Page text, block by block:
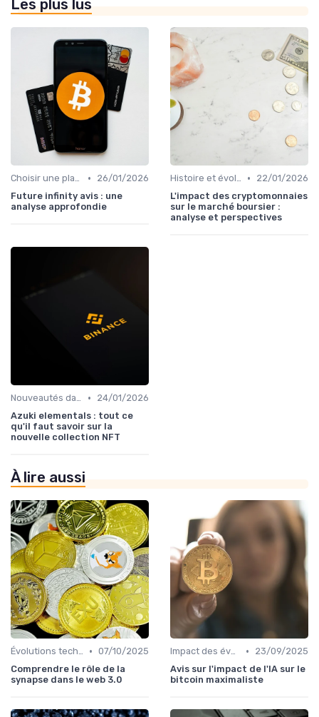
Les plus lus
Choisir une plateforme d'échange •
26/01/2026
Future infinity avis : une
analyse approfondie
Histoire et évolution du marché des cryptos •
22/01/2026
L'impact des cryptomonnaies
sur le marché boursier :
analyse et perspectives
Nouveautés dans le monde des cryptos •
24/01/2026
Azuki elementals : tout ce
qu'il faut savoir sur la
nouvelle collection NFT
À lire aussi
Évolutions technologiques (DeFi, NFTs, etc.) • 07/10/2025
Comprendre le rôle de la
synapse dans le web 3.0
Impact des événements mondiaux •
23/09/2025
Avis sur l'impact de l'IA sur le
bitcoin maximaliste